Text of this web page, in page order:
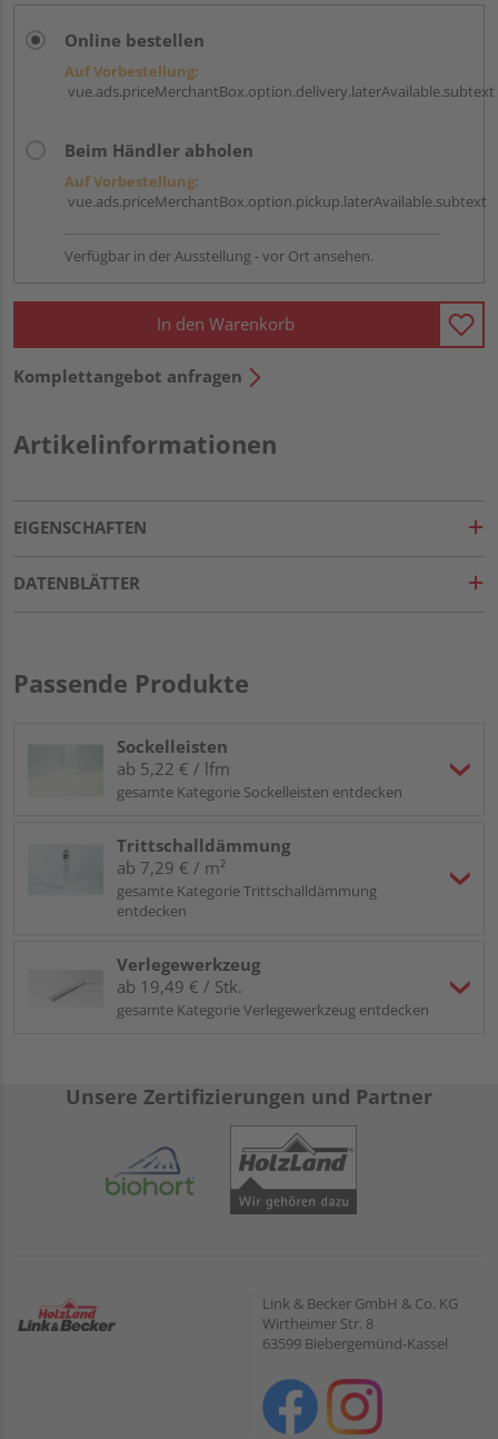
Online bestellen
Auf Vorbestellung:
vue.ads.priceMerchantBox.option.delivery.laterAvailable.subtext
Beim Händler abholen
Auf Vorbestellung:
vue.ads.priceMerchantBox.option.pickup.laterAvailable.subtext
Verfügbar in der Ausstellung - vor Ort ansehen.
In den Warenkorb
Komplettangebot anfragen
Artikelinformationen
EIGENSCHAFTEN
DATENBLÄTTER
Passende Produkte
Sockelleisten
ab 5,22 € / lfm
gesamte Kategorie Sockelleisten entdecken
Trittschalldämmung
ab 7,29 € / m²
gesamte Kategorie Trittschalldämmung
entdecken
Verlegewerkzeug
ab 19,49 € / Stk.
gesamte Kategorie Verlegewerkzeug entdecken
Unsere Zertifizierungen und Partner
Link & Becker GmbH & Co. KG
Wirtheimer Str. 8
63599 Biebergemünd-Kassel